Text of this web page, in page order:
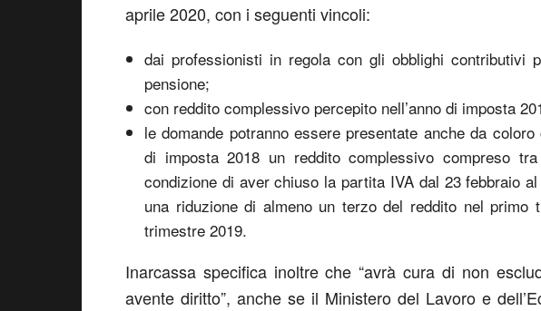
aprile 2020, con i seguenti vincoli:
dai professionisti in regola con gli obblighi contributivi
pensione;
con reddito complessivo percepito nell’anno di imposta
le domande potranno essere presentate anche da coloro
di imposta 2018 un reddito complessivo compreso
condizione di aver chiuso la partita IVA dal 23 febbraio
una riduzione di almeno un terzo del reddito nel primo
trimestre 2019.
Inarcassa specifica inoltre che “avrà cura di non
avente diritto”, anche se il Ministero del Lavoro e